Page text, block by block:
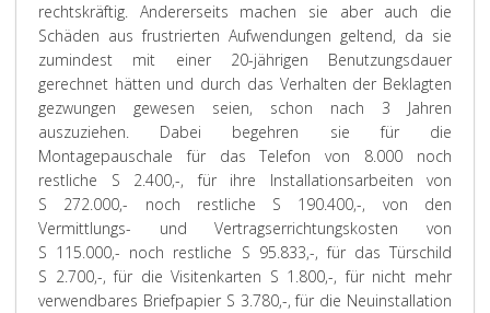
rechtskräftig. Andererseits machen sie aber auch die
Schäden aus frustrierten Aufwendungen geltend, da sie
zumindest mit einer 20-jährigen Benutzungsdauer
gerechnet hätten und durch das Verhalten der Beklagten
gezwungen gewesen seien, schon nach 3 Jahren
auszuziehen. Dabei begehren sie für die
Montagepauschale für das Telefon von 8.000 noch
restliche S 2.400,-, für ihre Installationsarbeiten von
S 272.000,- noch restliche S 190.400,-, von den
Vermittlungs- und Vertragserrichtungskosten von
S 115.000,- noch restliche S 95.833,-, für das Türschild
S 2.700,-, für die Visitenkarten S 1.800,-, für nicht mehr
verwendbares Briefpapier S 3.780,-, für die Neuinstallation